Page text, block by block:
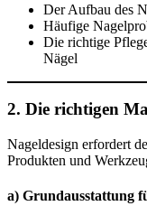
Der Aufbau des
Häufige
Die richtige
Nägel
2. Die richtigen
Nageldesign erfordert
Produkten und
a) Grundausstattung